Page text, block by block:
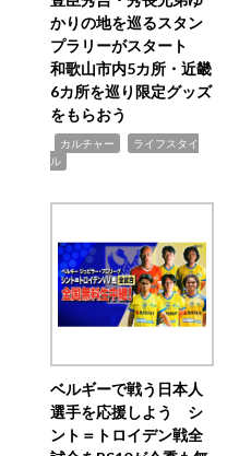
かりの地を巡るスタン
プラリーがスタート
和歌山市内5カ所・近畿
6カ所を巡り限定グッズ
をもらおう
カルチャー
ライフスタイ
ル
ベルギーで戦う日本人
選手を応援しよう シ
ント＝トロイデン戦全